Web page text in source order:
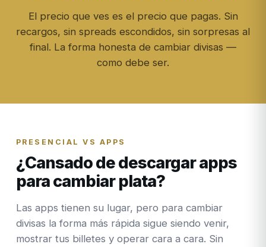
El precio que ves es el precio que pagas. Sin
recargos, sin spreads escondidos, sin sorpresas al
final. La forma honesta de cambiar divisas —
como debe ser.
PRESENCIAL VS APPS
¿Cansado de descargar apps
para cambiar plata?
Las apps tienen su lugar, pero para cambiar
divisas la forma más rápida sigue siendo venir,
mostrar tus billetes y operar cara a cara. Sin